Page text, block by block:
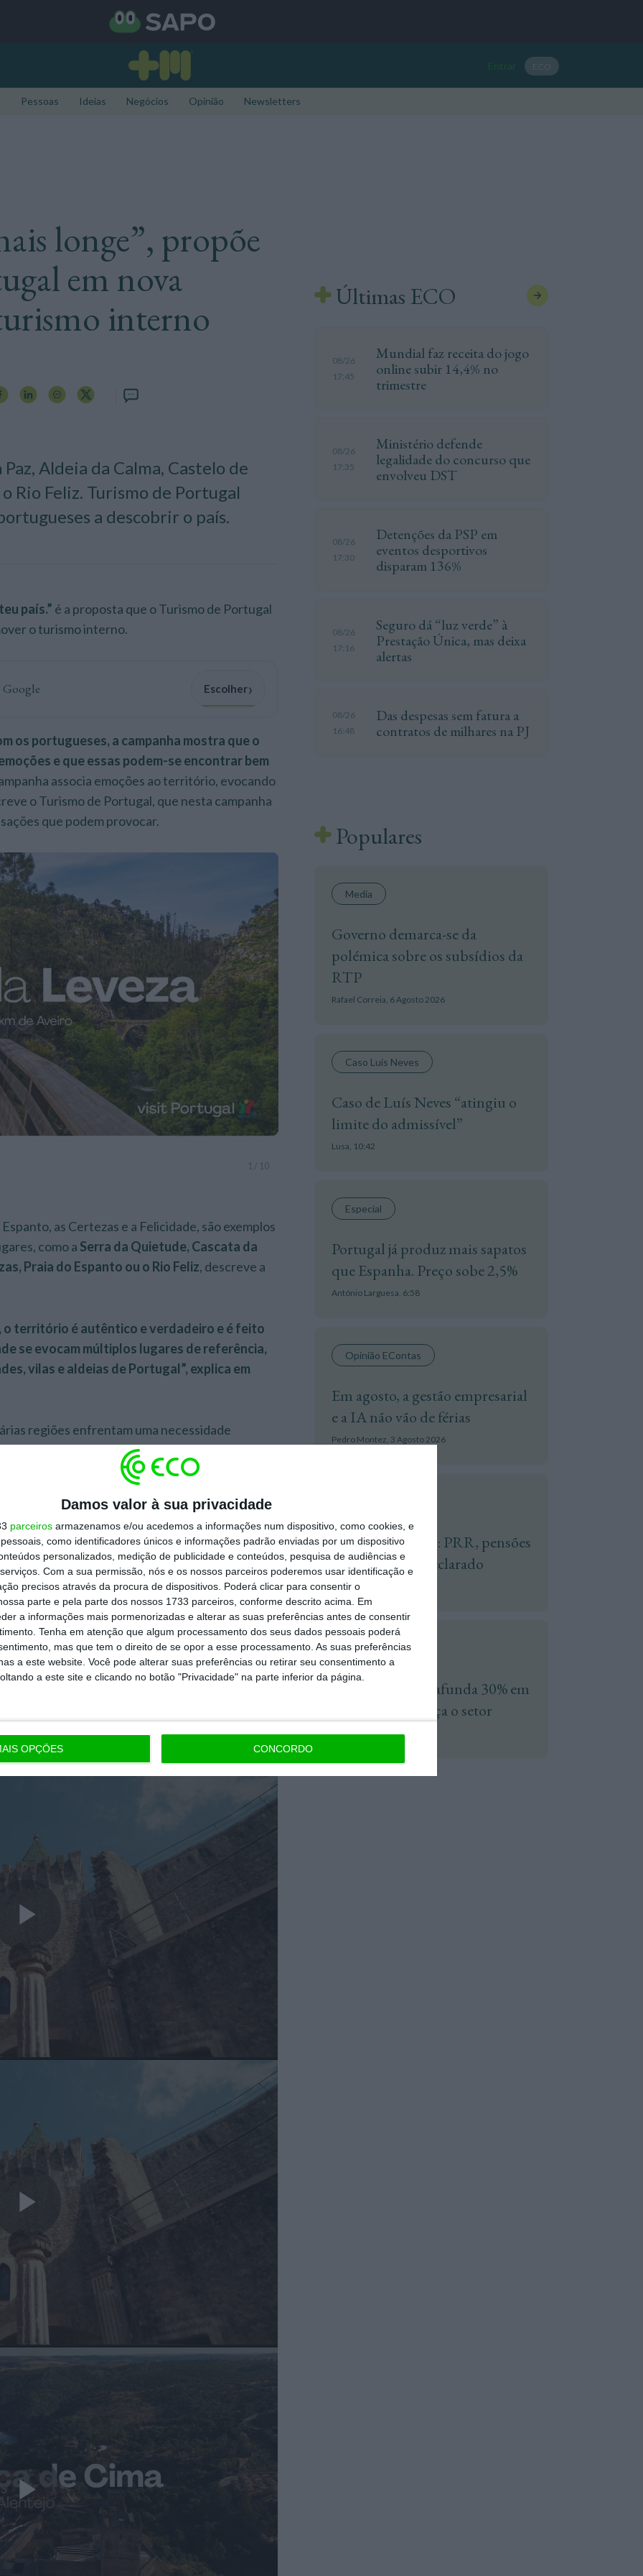
Damos valor à sua privacidade
parceiros armazenamos e/ou acedemos a informações num dispositivo, como cookies, e
como identificadores únicos e informações padrão enviadas por um dispositivo
personalizados, medição de publicidade e conteúdos, pesquisa de audiências e
Com a sua permissão, nós e os nossos parceiros poderemos usar identificação e
precisos através da procura de dispositivos. Poderá clicar para consentir o
parte e pela parte dos nossos 1733 parceiros, conforme descrito acima. Em
a informações mais pormenorizadas e alterar as suas preferências antes de consentir
Tenha em atenção que algum processamento dos seus dados pessoais poderá
mas que tem o direito de se opor a esse processamento. As suas preferências
a este website. Você pode alterar suas preferências ou retirar seu consentimento a
a este site e clicando no botão "Privacidade" na parte inferior da página.
OPÇÕES CONCORDO
Entrar ECO
Pessoas Ideias Negócios Opinião Newsletters
longe”, propõe
em nova
interno
Aldeia da Calma, Castelo de
Rio Feliz. Turismo de Portugal
a descobrir o país.
país.” é a proposta que o Turismo de Portugal
o turismo interno.
Google Escolher›
os portugueses, a campanha mostra que o
e que essas podem-se encontrar bem
associa emoções ao território, evocando
o Turismo de Portugal, que nesta campanha
que podem provocar.
1 10
as Certezas e a Felicidade, são exemplos
como a Serra da Quietude, Cascata da
Praia do Espanto ou o Rio Feliz, descreve a
o território é autêntico e verdadeiro e é feito
se evocam múltiplos lugares de referência,
vilas e aldeias de Portugal”, explica em
regiões enfrentam uma necessidade
dos impactos provocados pelas
ano, salienta o Turismo de Portugal.
da economia portuguesa, com um contributo
e desenvolvimento do país.O turismo interno
porque contribui para a estabilidade da
levar atividade económica a regiões
o tecido empresarial local e valorizando os
da Economia e da Coesão Territorial, Manuel
em Porto de Mós, é composta por duas
junho e outra de setembro a novembro e vai
e conteúdos digitais.A Dentsu assina a
é a The end Films.
Últimas ECO
08/26
17:45
Mundial faz receita do jogo
online subir 14,4% no
trimestre
08/26
17:35
Ministério defende
legalidade do concurso que
envolveu DST
08/26
17:30
Detenções da PSP em
eventos desportivos
disparam 136%
08/26
17:16
Seguro dá “luz verde” à
Prestação Única, mas deixa
alertas
08/26
16:48
Das despesas sem fatura a
contratos de milhares na PJ
Populares
Media
Governo demarca-se da
polémica sobre os subsídios da
RTP
Rafael Correia, 6 Agosto 2026
Caso Luís Neves
Caso de Luís Neves “atingiu o
limite do admissível”
Lusa, 10:42
Especial
Portugal já produz mais sapatos
que Espanha. Preço sobe 2,5%
António Larguesa, 6:58
Opinião EContas
Em agosto, a gestão empresarial
e a IA não vão de férias
Pedro Montez, 3 Agosto 2026
Hoje nas notícias: PRR, pensões
e trabalho não declarado
ECO, 3 Agosto 2026
Economia
Preço da cortiça afunda 30% em
dois anos e ameaça o setor
Lusa,3 Agosto 2026